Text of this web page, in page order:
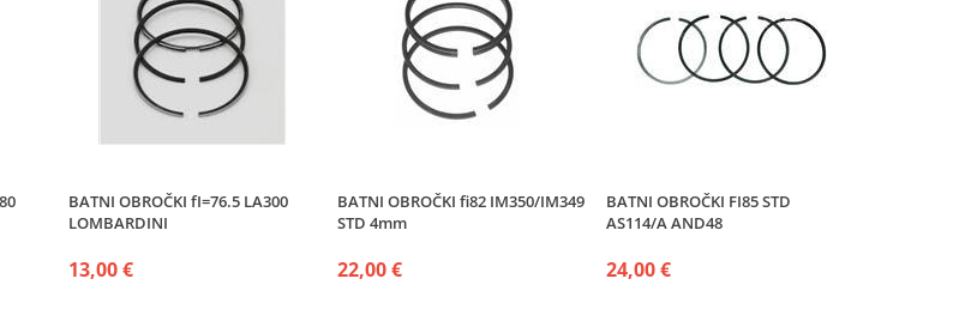
BATNI OBROČKI fI=76.5 LA300
LOMBARDINI
13,00 €
BATNI OBROČKI fi82 IM350/IM349
STD 4mm
22,00 €
BATNI OBROČKI FI85 STD
AS114/A AND48
24,00 €